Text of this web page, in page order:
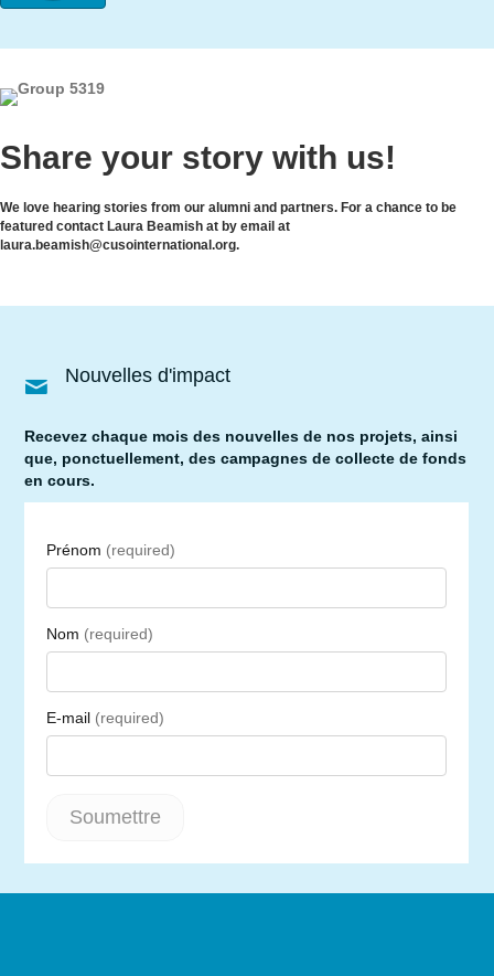
Share your story with us!
We love hearing stories from our alumni and partners. For a chance to be
featured contact Laura Beamish at by email at
laura.beamish@cusointernational.org.
Nouvelles d'impact
Recevez chaque mois des nouvelles de nos projets, ainsi
que, ponctuellement, des campagnes de collecte de fonds
en cours.